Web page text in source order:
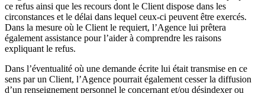
ce refus ainsi que les recours dont le Client dispose dans les
circonstances et le délai dans lequel ceux-ci peuvent être exercés.
Dans la mesure où le Client le requiert, l’Agence lui prêtera
également assistance pour l’aider à comprendre les raisons
expliquant le refus.
Dans l’éventualité où une demande écrite lui était transmise en ce
sens par un Client, l’Agence pourrait également cesser la diffusion
d’un renseignement personnel le concernant et/ou désindexer ou